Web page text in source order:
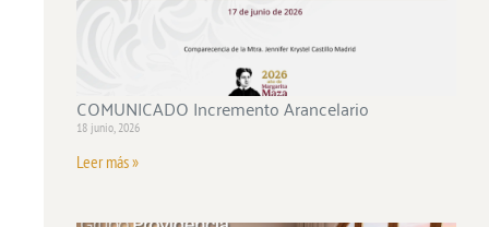
COMUNICADO Incremento Arancelario
18 junio, 2026
Leer más »